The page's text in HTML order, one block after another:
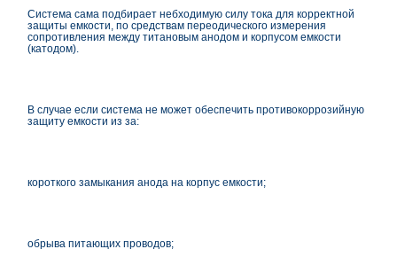
Система сама подбирает небходимую силу тока для корректной
защиты емкости, по средствам переодического измерения
сопротивления между титановым анодом и корпусом емкости
(катодом).
В случае если система не может обеспечить противокоррозийную
защиту емкости из за:
короткого замыкания анода на корпус емкости;
обрыва питающих проводов;